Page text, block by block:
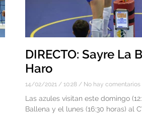
DIRECTO: Sayre La
Haro
14/02/2021 10:28 No hay comentarios
Las azules visitan este domingo
Ballena y el lunes (16:30 horas) al